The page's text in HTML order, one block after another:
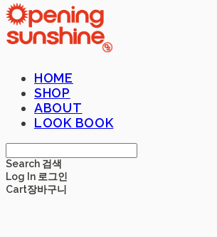
HOME
SHOP
ABOUT
LOOK BOOK
Search 검색
Log In 로그인
Cart장바구니